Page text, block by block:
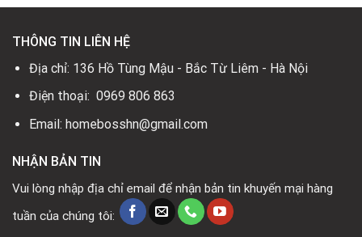
THÔNG TIN LIÊN HỆ
Địa chỉ: 136 Hồ Tùng Mậu - Bắc Từ Liêm - Hà Nội
Điện thoại: 0969 806 863
Email: homebosshn@gmail.com
NHẬN BẢN TIN
Vui lòng nhập địa chỉ email để nhận bản tin khuyến mại hàng
tuần của chúng tôi: